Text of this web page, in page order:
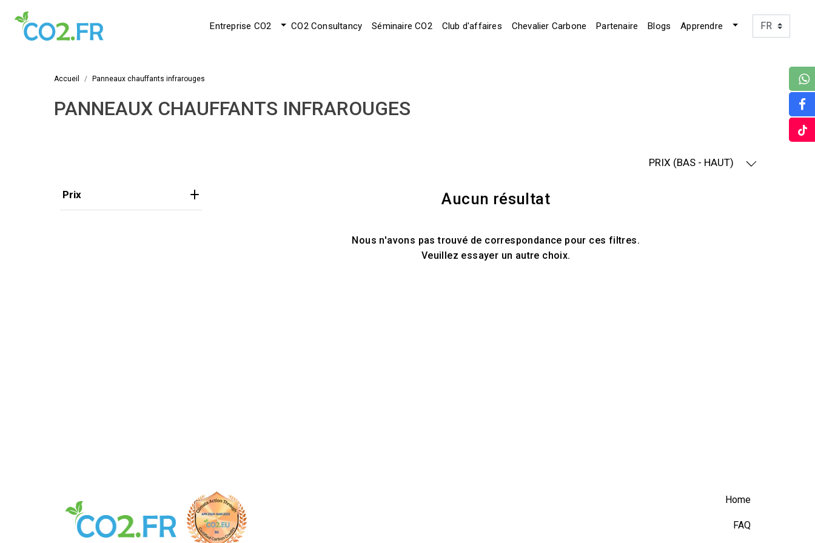
Entreprise CO2 CO2 Consultancy Séminaire CO2 Club d'affaires Chevalier Carbone Partenaire Blogs Apprendre
Accueil Panneaux chauffants infrarouges
PANNEAUX CHAUFFANTS INFRAROUGES
PRIX (BAS - HAUT)
Prix Aucun résultat
Nous n'avons pas trouvé de correspondance pour ces filtres.
Veuillez essayer un autre choix.
Home
FAQ